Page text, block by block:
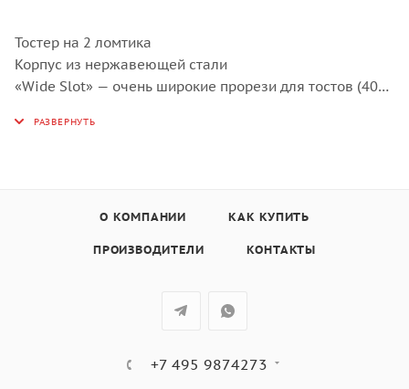
Тостер на 2 ломтика
Корпус из нержавеющей стали
«Wide Slot» — очень широкие прорези для тостов (40
Сенсорные кнопки управления
7 уровней подрумянивания
220-240В 50/60Гц 750-850 Вт
О КОМПАНИИ КАК КУПИТЬ
ПРОИЗВОДИТЕЛИ КОНТАКТЫ
+7 495 9874273